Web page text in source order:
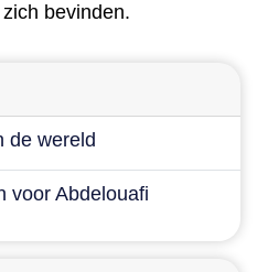
bevinden.
de wereld
voor Abdelouafi